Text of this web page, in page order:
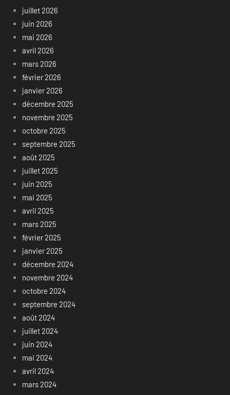
juillet 2026
juin 2026
mai 2026
avril 2026
mars 2026
février 2026
janvier 2026
décembre 2025
novembre 2025
octobre 2025
septembre 2025
août 2025
juillet 2025
juin 2025
mai 2025
avril 2025
mars 2025
février 2025
janvier 2025
décembre 2024
novembre 2024
octobre 2024
septembre 2024
août 2024
juillet 2024
juin 2024
mai 2024
avril 2024
mars 2024